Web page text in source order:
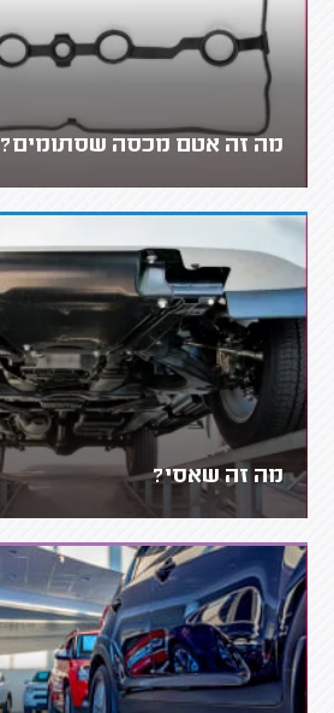
מה זה אטם מכסה שסתומים?
מה זה שאסי?